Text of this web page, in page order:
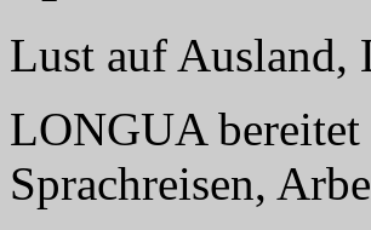
Lust auf Ausland,
LONGUA bereitet
Sprachreisen,